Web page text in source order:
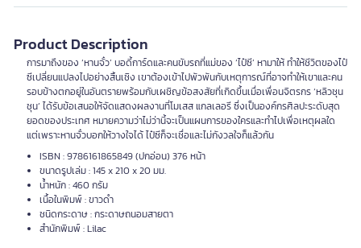
Product Description
การมาถึงของ ‘หานจั๋ว’ บอดี้การ์ดและคนขับรถที่แม่ของ ‘ไป๋ซี’ หามาให้ ทำให้ชีวิตของไป๋
ซีเปลี่ยนแปลงไปอย่างสิ้นเชิง เขาต้องเข้าไปพัวพันกับเหตุการณ์ที่อาจทำให้เขาและคน
รอบข้างตกอยู่ในอันตรายพร้อมกับเผชิญข้อสงสัยที่เกิดขึ้นเมื่อเพื่อนจิตรกร ‘หลิวชุน
ชุน’ ได้รับข้อเสนอให้จัดแสดงผลงานที่โมเสส แกลเลอรี ซึ่งเป็นองค์กรศิลปะระดับสุด
ยอดของประเทศ หมายความว่าไม่ว่านี้จะเป็นแผนการของใครและทำไปเพื่อเหตุผลใด
แต่เพราะหานจั๋วบอกให้วางใจได้ ไป๋ซีก็จะเชื่อและไม่กังวลใจก็แล้วกัน
ISBN : 9786161865849 (ปกอ่อน) 376 หน้า
ขนาดรูปเล่ม : 145 x 210 x 20 มม.
น้ำหนัก : 460 กรัม
เนื้อในพิมพ์ : ขาวดำ
ชนิดกระดาษ : กระดาษถนอมสายตา
สำนักพิมพ์ : Lilac